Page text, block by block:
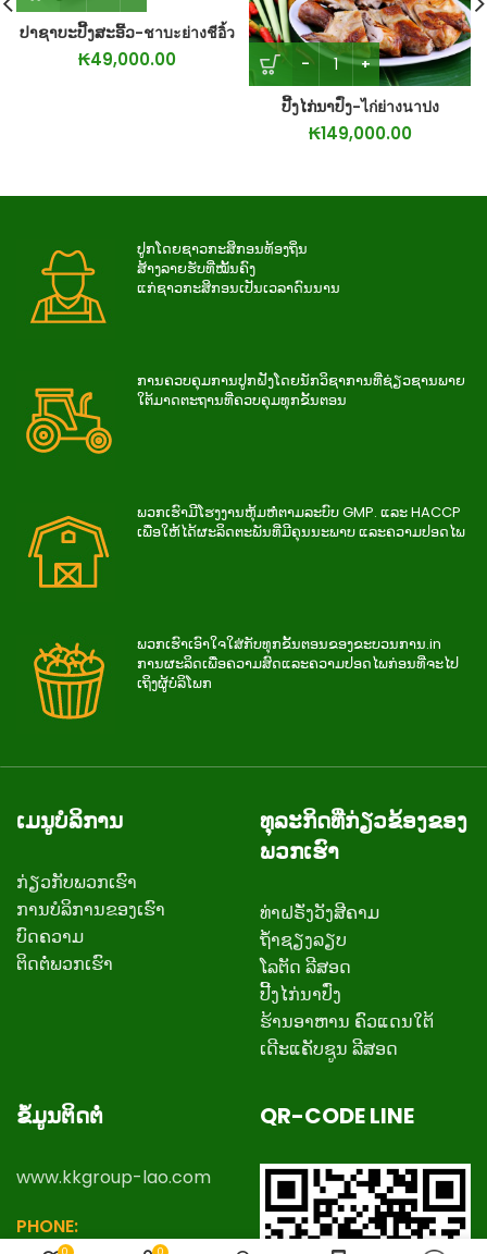
ປາຊາບະປີ້ງສະອີ້ວ-ชาบะย่างชีอิ้ว
₭49,000.00
ປີ້ງໄກ່ນາປົ່ງ-ไก่ย่างนาปง
₭149,000.00
ປູກໂດຍຊາວກະສິກອນທ້ອງຖິ່ນ
ສ້າງລາຍຮັບທີ່ໝັ້ນຄົງ
ແກ່ຊາວກະສິກອນເປັນເວລາດົນນານ
ການ​ຄວບ​ຄຸມ​ການ​ປູກ​ຝັງ​ໂດຍ​ນັກ​ວິ​ຊາ​ການ​ທີ່​ຊ່ຽວ​ຊານ​ພາຍ​
ໃຕ້​ມາດ​ຕະ​ຖານ​ທີ່​ຄວບ​ຄຸມ​ທຸກ​ຂັ້ນ​ຕອນ
ພວກເຮົາມີໂຮງງານຫຸ້ມຫໍ່ຕາມລະບົບ GMP. ແລະ HACCP
ເພື່ອໃຫ້ໄດ້ຜະລິດຕະພັນທີ່ມີຄຸນນະພາບ ແລະຄວາມປອດໄພ
ພວກ​ເຮົາ​ເອົາ​ໃຈ​ໃສ່​ກັບ​ທຸກ​ຂັ້ນ​ຕອນ​ຂອງ​ຂະ​ບວນ​ການ.in
ການ​ຜະ​ລິດ​ເພື່ອ​ຄວາມ​ສົດ​ແລະ​ຄວາມ​ປອດ​ໄພ​ກ່ອນ​ທີ່​ຈະ​ໄປ​
ເຖິງ​ຜູ້​ບໍ​ລິ​ໂພກ
ເມນູບໍລິການ
ກ່ຽວ​ກັບ​ພວກ​ເຮົາ
ການບໍລິການຂອງເຮົາ
ບົດຄວາມ
ຕິດ​ຕໍ່​ພວກ​ເຮົາ
ທຸລະກິດທີ່ກ່ຽວຂ້ອງຂອງ
ພວກເຮົາ
ທ່າຝຣັ່ງວັງສີຄາມ
ຖ້ຳຊຽງລຽບ
ໂລຕັດ ລີສອດ
ປີ້ງໄກ່ນາປົ່ງ
ຮ້ານອາຫານ ຄົວແດນໃຕ້
ເດີະແຄັບຊູນ ລີສອດ
ຂໍ້ມູນຕິດຕໍ່
www.kkgroup-lao.com
PHONE:
QR-CODE LINE